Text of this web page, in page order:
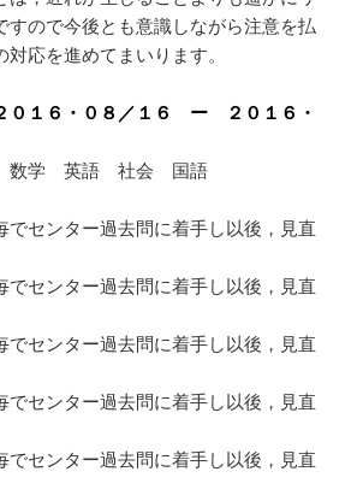
すので今後とも意識しながら注意を払
応を進めてまいります。
１６・０８／１６ ー ２０１６・
学 英語 社会 国語
でセンター過去問に着手し以後，見直
でセンター過去問に着手し以後，見直
でセンター過去問に着手し以後，見直
でセンター過去問に着手し以後，見直
でセンター過去問に着手し以後，見直